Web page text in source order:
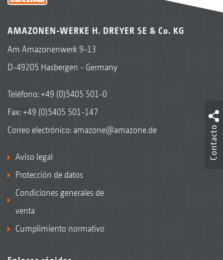
AMAZONEN-WERKE H. DREYER SE & Co. KG
Am Amazonenwerk 9-13
D-49205 Hasbergen - Germany
Teléfono:+49 (0)5405 501-0
Fax: +49 (0)5405 501-147
Correo electrónico: amazone@amazone.de
Aviso legal
Protección de datos
Condiciones generales de
venta
Cumplimiento normativo
Contacto